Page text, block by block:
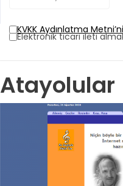
KVKK Aydınlatma
Elektronik ticari ileti
Atayolular